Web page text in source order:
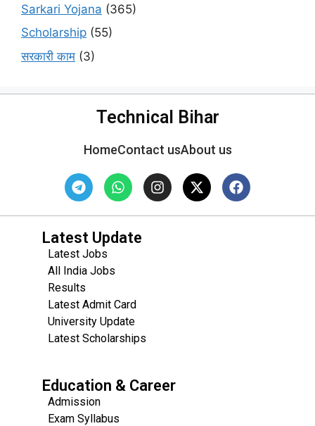
Sarkari Yojana (365)
Scholarship (55)
सरकारी काम (3)
Technical Bihar
HomeContact usAbout us
Latest Update
Latest Jobs
All India Jobs
Results
Latest Admit Card
University Update
Latest Scholarships
Education & Career
Admission
Exam Syllabus